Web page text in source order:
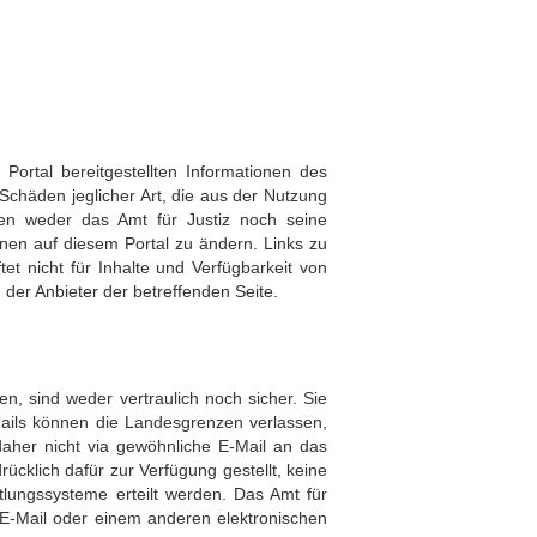
bereitgestellten Informationen des
jeglicher Art, die aus der Nutzung
weder das Amt für Justiz noch seine
auf diesem Portal zu ändern. Links zu
nicht für Inhalte und Verfügbarkeit von
Anbieter der betreffenden Seite.
sind weder vertraulich noch sicher. Sie
können die Landesgrenzen verlassen,
nicht via gewöhnliche E-Mail an das
dafür zur Verfügung gestellt, keine
erteilt werden. Das Amt für
Mail oder einem anderen elektronischen